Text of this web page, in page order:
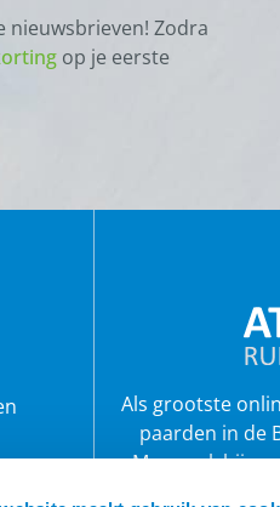
nieuwsbrieven! Zodra
op je eerste
Als grootste
paarden in de
Maar ook bij